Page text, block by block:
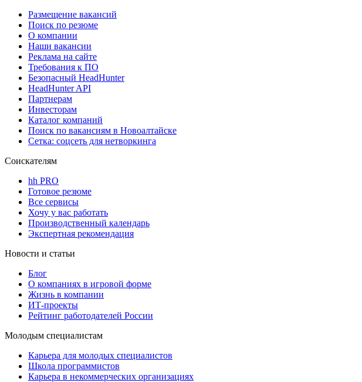
Размещение вакансий
Поиск по резюме
О компании
Наши вакансии
Реклама на сайте
Требования к ПО
Безопасный HeadHunter
HeadHunter API
Партнерам
Инвесторам
Каталог компаний
Поиск по вакансиям в Новоалтайске
Сетка: соцсеть для нетворкинга
Соискателям
hh PRO
Готовое резюме
Все сервисы
Хочу у вас работать
Производственный календарь
Экспертная рекомендация
Новости и статьи
Блог
О компаниях в игровой форме
Жизнь в компании
ИТ-проекты
Рейтинг работодателей России
Молодым специалистам
Карьера для молодых специалистов
Школа программистов
Карьера в некоммерческих организациях